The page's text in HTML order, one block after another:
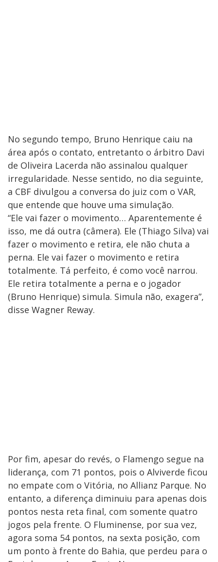
No segundo tempo, Bruno Henrique caiu na
área após o contato, entretanto o árbitro Davi
de Oliveira Lacerda não assinalou qualquer
irregularidade. Nesse sentido, no dia seguinte,
a CBF divulgou a conversa do juiz com o VAR,
que entende que houve uma simulação.
“Ele vai fazer o movimento… Aparentemente é
isso, me dá outra (câmera). Ele (Thiago Silva) vai
fazer o movimento e retira, ele não chuta a
perna. Ele vai fazer o movimento e retira
totalmente. Tá perfeito, é como você narrou.
Ele retira totalmente a perna e o jogador
(Bruno Henrique) simula. Simula não, exagera”,
disse Wagner Reway.
Por fim, apesar do revés, o Flamengo segue na
liderança, com 71 pontos, pois o Alviverde ficou
no empate com o Vitória, no Allianz Parque. No
entanto, a diferença diminuiu para apenas dois
pontos nesta reta final, com somente quatro
jogos pela frente. O Fluminense, por sua vez,
agora soma 54 pontos, na sexta posição, com
um ponto à frente do Bahia, que perdeu para o